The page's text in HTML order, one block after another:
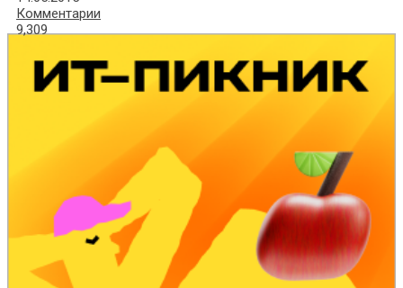
Комментарии
9,309